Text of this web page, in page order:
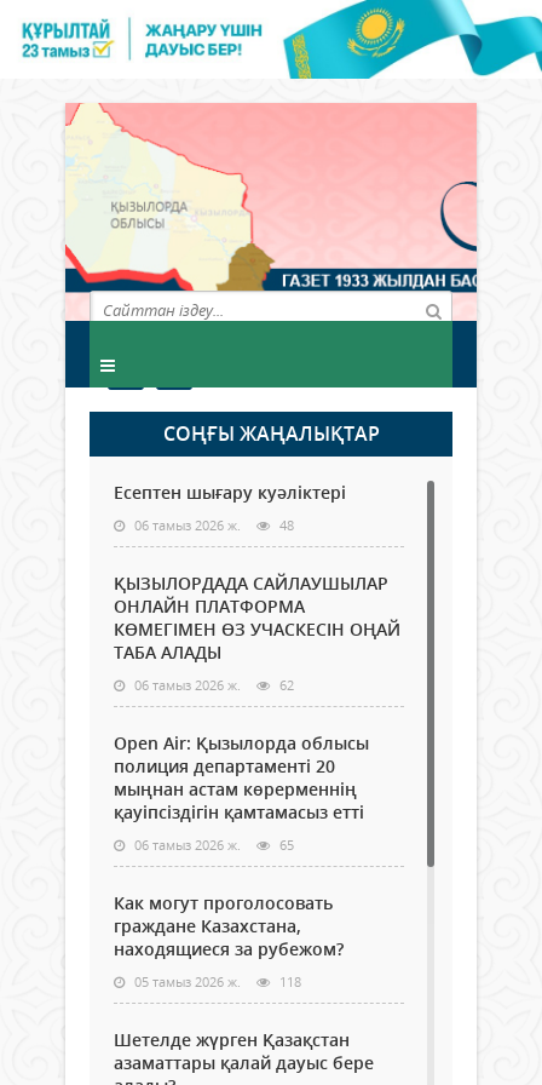
СОҢҒЫ ЖАҢАЛЫҚТАР
Есептен шығару куәліктері
06 тамыз 2026 ж. 48
ҚЫЗЫЛОРДАДА САЙЛАУШЫЛАР
ОНЛАЙН ПЛАТФОРМА
КӨМЕГІМЕН ӨЗ УЧАСКЕСІН ОҢАЙ
ТАБА АЛАДЫ
06 тамыз 2026 ж. 62
Open Air: Қызылорда облысы
полиция департаменті 20
мыңнан астам көрерменнің
қауіпсіздігін қамтамасыз етті
06 тамыз 2026 ж. 65
Как могут проголосовать
граждане Казахстана,
находящиеся за рубежом?
05 тамыз 2026 ж. 118
Шетелде жүрген Қазақстан
азаматтары қалай дауыс бере